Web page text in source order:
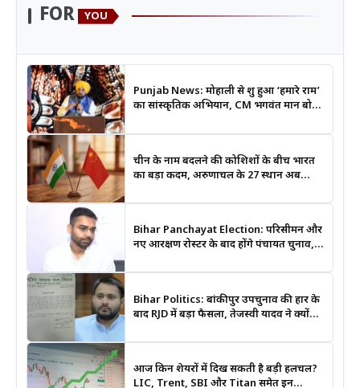
FOR YOU
Punjab News: मोहाली से शुरू हुआ ‘हमारे राम’
का सांस्कृतिक अभियान, CM भगवंत मान बोले-
चीन के नाम बदलने की कोशिशों के बीच भारत
का बड़ा कदम, अरुणाचल के 27 स्थान अब
Bihar Panchayat Election: परिसीमन और
नए आरक्षण रोस्टर के बाद होंगे पंचायत चुनाव,
Bihar Politics: बांकीपुर उपचुनाव की हार के
बाद RJD में बड़ा फैसला, तेजस्वी यादव ने क्यों
आज किन शेयरों में दिख सकती है बड़ी हलचल?
LIC, Trent, SBI और Titan समेत इन